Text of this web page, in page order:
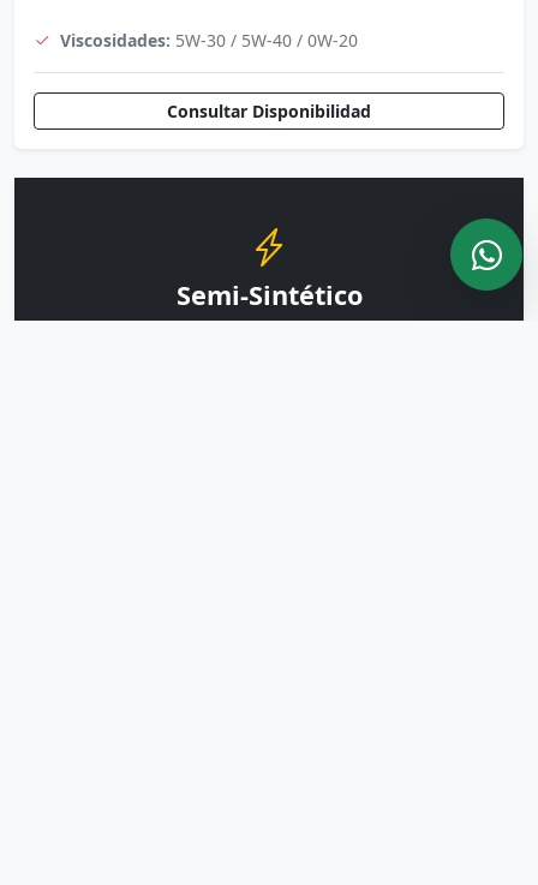
Viscosidades: 5W-30 / 5W-40 / 0W-20
Consultar Disponibilidad
Semi-Sintético